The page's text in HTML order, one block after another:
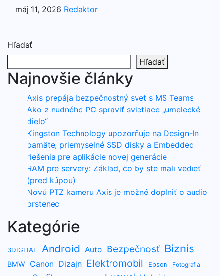
máj 11, 2026 Redaktor
Hľadať
Hľadať
Najnovšie články
Axis prepája bezpečnostný svet s MS Teams
Ako z nudného PC spraviť svietiace „umelecké
dielo“
Kingston Technology upozorňuje na Design-In
pamäte, priemyselné SSD disky a Embedded
riešenia pre aplikácie novej generácie
RAM pre servery: Základ, čo by ste mali vedieť
(pred kúpou)
Novú PTZ kameru Axis je možné doplniť o audio
prstenec
Kategórie
3DIGITAL Android Auto Bezpečnosť Biznis
BMW Canon Dizajn Elektromobil Epson
Fotografia